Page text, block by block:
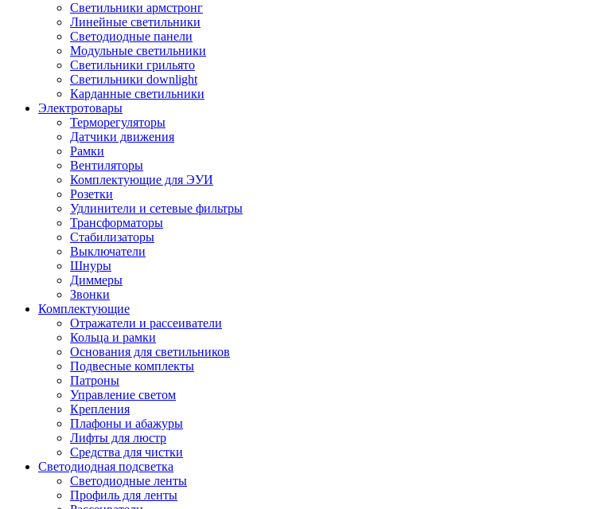
Светильники армстронг
Линейные светильники
Светодиодные панели
Модульные светильники
Светильники грильято
Светильники downlight
Карданные светильники
Электротовары
Терморегуляторы
Датчики движения
Рамки
Вентиляторы
Комплектующие для ЭУИ
Розетки
Удлинители и сетевые фильтры
Трансформаторы
Стабилизаторы
Выключатели
Шнуры
Диммеры
Звонки
Комплектующие
Отражатели и рассеиватели
Кольца и рамки
Основания для светильников
Подвесные комплекты
Патроны
Управление светом
Крепления
Плафоны и абажуры
Лифты для люстр
Средства для чистки
Светодиодная подсветка
Светодиодные ленты
Профиль для ленты